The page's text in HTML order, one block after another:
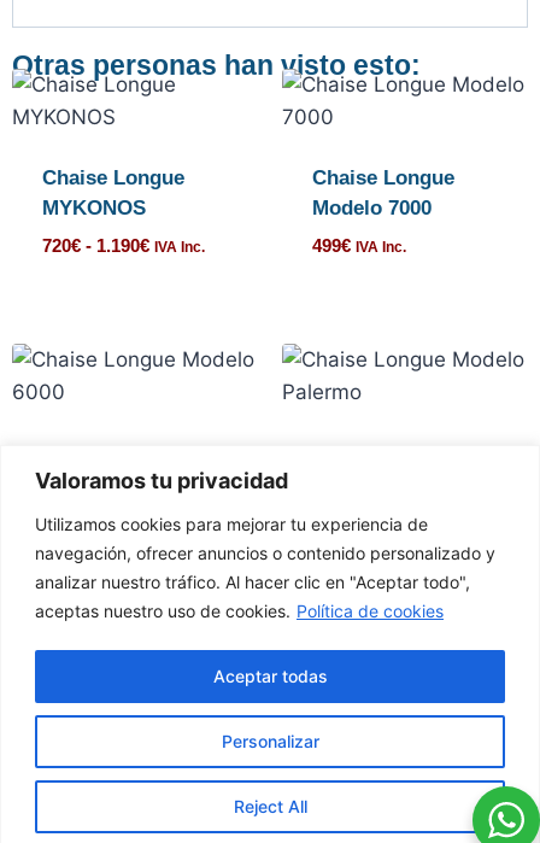
Valoramos tu privacidad
Utilizamos cookies para mejorar tu experiencia de
navegación, ofrecer anuncios o contenido personalizado y
analizar nuestro tráfico. Al hacer clic en "Aceptar todo",
aceptas nuestro uso de cookies. Política de cookies
Personalizar
Reject All
Aceptar todas
Otras personas han visto esto:
Chaise Longue
MYKONOS
720€ - 1.190€ IVA Inc.
Chaise Longue
Modelo 7000
499€ IVA Inc.
Modelo 6000
1.100€ IVA Inc. 799€ IVA Inc.
factorymisofa@gamil.com
Resolana
20, Utrera
627 789
Política de
Condiciones generales
de compra
Política de